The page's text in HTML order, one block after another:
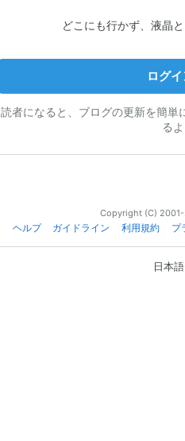
どこにも行かず、液晶
ログ
読者になると、ブログの更新を簡単
る
Copyright (C)
ヘルプ
ガイドライン 利用規約 プ
日本語